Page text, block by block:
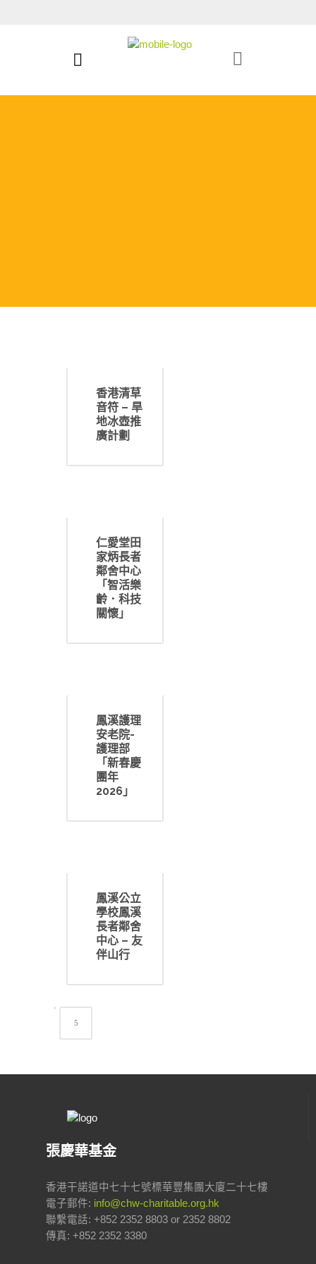
香港清草
音符 – 旱
地冰壺推
廣計劃
仁愛堂田
家炳長者
鄰舍中心
「智活樂
齡．科技
關懷」
鳳溪護理
安老院-
護理部
「新春慶
團年
2026」
鳳溪公立
學校鳳溪
長者鄰舍
中心 – 友
伴山行
張慶華基金
香港干諾道中七十七號標華豐集團大廈二十七樓
電子郵件: info@chw-charitable.org.hk
聯繫電話: +852 2352 8803 or 2352 8802
傳真: +852 2352 3380